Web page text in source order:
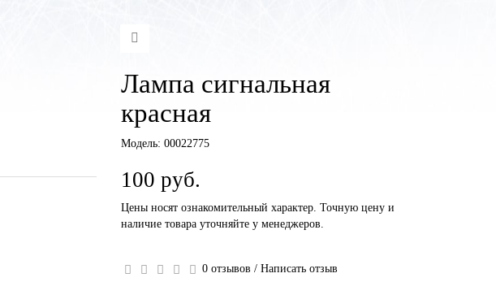
Лампа сигнальная
красная
Модель: 00022775
100 руб.
Цены носят ознакомительный характер. Точную цену и
наличие товара уточняйте у менеджеров.
0 отзывов / Написать отзыв